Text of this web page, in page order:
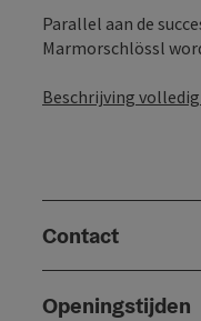
Parallel aan de
Marmorschlössl
Beschrijving
Contact
Openingstijden